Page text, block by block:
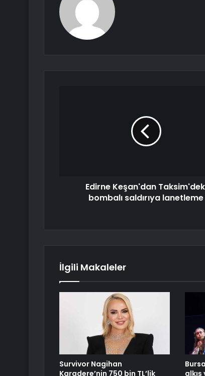
Edirne Keşan'dan
bombalı saldırıya lanetleme
İlgili Makaleler
Survivor Nagihan
Karadere’nin 750 bin TL’lik